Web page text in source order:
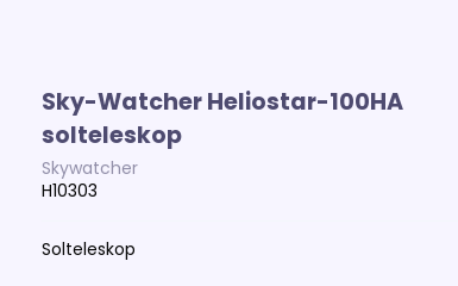
Sky-Watcher Heliostar-100HA
solteleskop
Skywatcher
H10303
Solteleskop